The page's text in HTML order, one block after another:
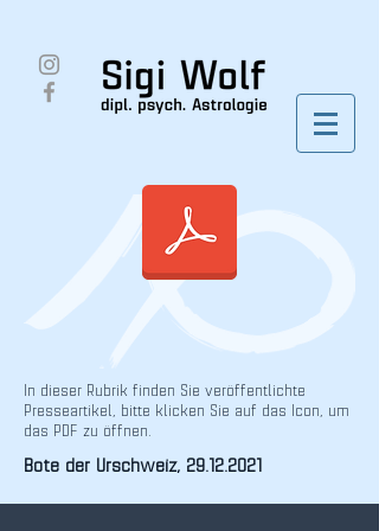
In dieser Rubrik finden Sie veröffentlichte
Presseartikel, bitte klicken Sie auf das Icon, um
das PDF zu öffnen.
Bote der Urschweiz, 29.12.2021